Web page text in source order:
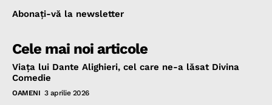
Abonaţi-vă la newsletter
Cele mai noi articole
Viața lui Dante Alighieri, cel care ne-a lăsat Divina
Comedie
OAMENI 3 aprilie 2026